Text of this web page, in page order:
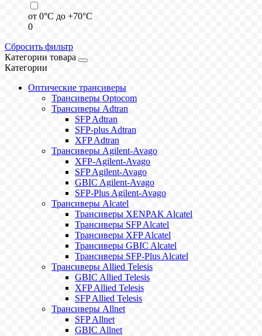
от 0°C до +70°C
0
Сбросить фильтр
Категории товара
Категории
Оптические трансиверы
Трансиверы Optocom
Трансиверы Adtran
SFP Adtran
SFP-plus Adtran
XFP Adtran
Трансиверы Agilent-Avago
XFP-Agilent-Avago
SFP Agilent-Avago
GBIC Agilent-Avago
SFP-Plus Agilent-Avago
Трансиверы Alcatel
Трансиверы XENPAK Alcatel
Трансиверы SFP Alcatel
Трансиверы XFP Alcatel
Трансиверы GBIC Alcatel
Трансиверы SFP-Plus Alcatel
Трансиверы Allied Telesis
GBIC Allied Telesis
XFP Allied Telesis
SFP Allied Telesis
Трансиверы Allnet
SFP Allnet
GBIC Allnet